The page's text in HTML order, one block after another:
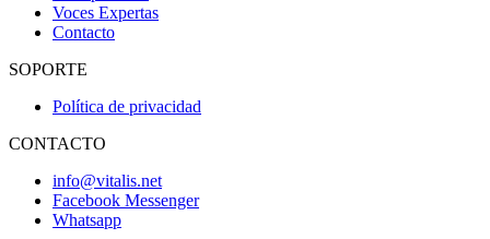
Voces Expertas
Contacto
SOPORTE
Política de privacidad
CONTACTO
info@vitalis.net
Facebook Messenger
Whatsapp